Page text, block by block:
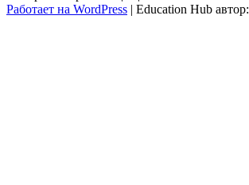
Работает на WordPress | Education Hub автор: